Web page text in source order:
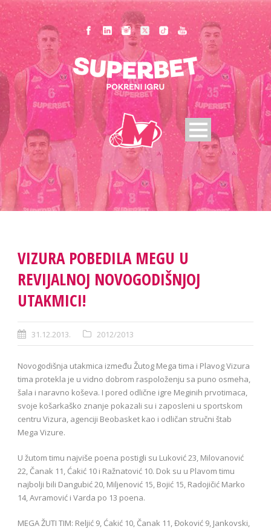
VIZURA POBEDILA MEGU U
REVIJALNOJ NOVOGODIŠNJOJ
UTAKMICI!
31.12.2013. 2012/2013
Novogodišnja utakmica između Žutog Mega tima i Plavog Vizura
tima protekla je u vidno dobrom raspoloženju sa puno osmeha,
šala i naravno koševa. I pored odlične igre Meginih prvotimaca,
svoje košarkaško znanje pokazali su i zaposleni u sportskom
centru Vizura, agenciji Beobasket kao i odličan stručni štab
Mega Vizure.
U žutom timu najviše poena postigli su Luković 23, Milovanović
22, Čanak 11, Ćakić 10 i Ražnatović 10. Dok su u Plavom timu
najbolji bili Dangubić 20, Miljenović 15, Bojić 15, Radojičić Marko
14, Avramović i Varda po 13 poena.
MEGA ŽUTI TIM: Reljić 9, Ćakić 10, Čanak 11, Đoković 9, Jankovski,